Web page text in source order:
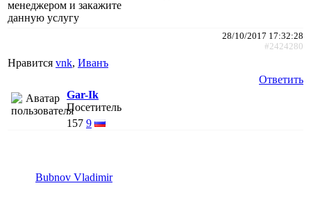
менеджером и закажите
данную услугу
28/10/2017 17:32:28
#2424280
Нравится vnk, Иванъ
Ответить
Gar-Ik
Посетитель
157 9
Bubnov Vladimir